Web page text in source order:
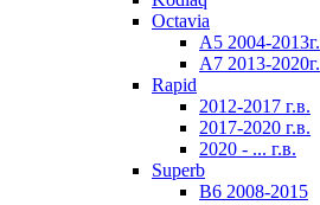
Octavia
A5 2004-2013г.
A7 2013-2020г.
Rapid
2012-2017 г.в.
2017-2020 г.в.
2020 - ... г.в.
Superb
В6 2008-2015